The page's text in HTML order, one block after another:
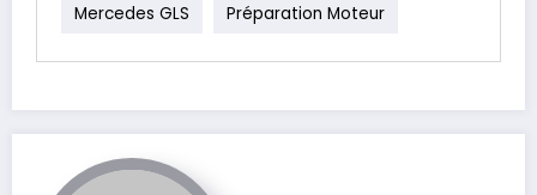
Mercedes GLS Préparation Moteur